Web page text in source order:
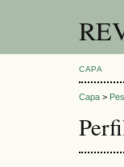
CAPA
Capa >